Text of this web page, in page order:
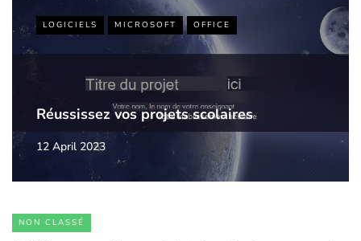
LOGICIELS MICROSOFT OFFICE
Réussissez vos projets scolaires
12 April 2023
NON CLASSÉ